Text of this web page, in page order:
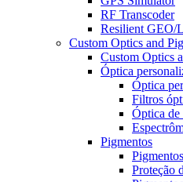
RF Transcoder
Resilient GEO/
Custom Optics and
Custom Optics
Óptica
Óptica
Filtros
Óptica de
Pigmentos
Pigmentos
Proteção